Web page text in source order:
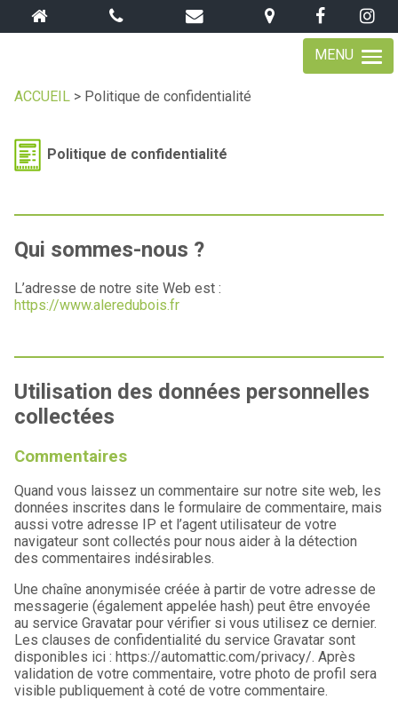
MENU
ACCUEIL > Politique de confidentialité
Politique de confidentialité
Qui sommes-nous ?
L’adresse de notre site Web est :
https://www.aleredubois.fr
Utilisation des données personnelles
collectées
Commentaires
Quand vous laissez un commentaire sur notre site web, les
données inscrites dans le formulaire de commentaire, mais
aussi votre adresse IP et l’agent utilisateur de votre
navigateur sont collectés pour nous aider à la détection
des commentaires indésirables.
Une chaîne anonymisée créée à partir de votre adresse de
messagerie (également appelée hash) peut être envoyée
au service Gravatar pour vérifier si vous utilisez ce dernier.
Les clauses de confidentialité du service Gravatar sont
disponibles ici : https://automattic.com/privacy/. Après
validation de votre commentaire, votre photo de profil sera
visible publiquement à coté de votre commentaire.